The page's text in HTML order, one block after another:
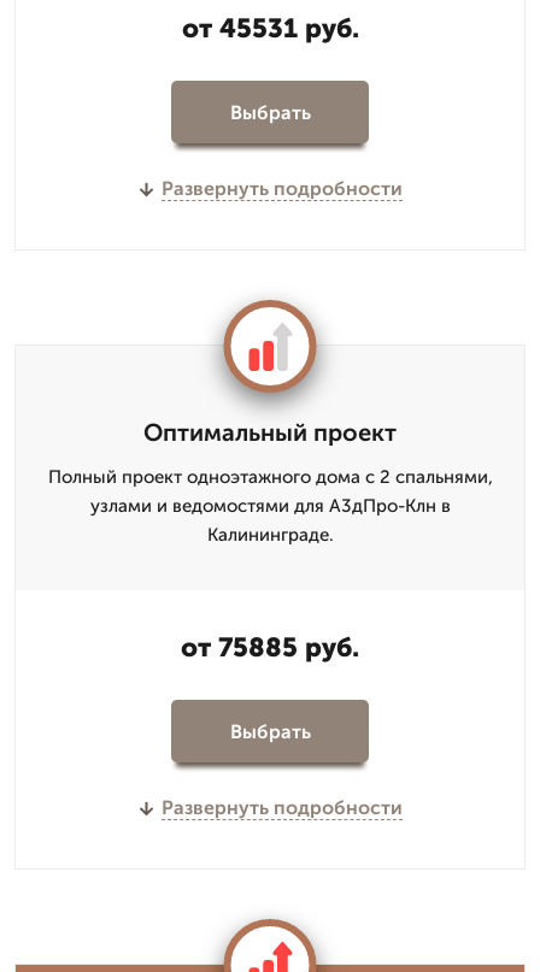
от 45531 руб.
Выбрать
Развернуть подробности
Оптимальный проект
Полный проект одноэтажного дома с 2 спальнями,
узлами и ведомостями для А3дПро-Клн в
Калининграде.
от 75885 руб.
Выбрать
Развернуть подробности